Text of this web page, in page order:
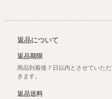
返品について
返品期限
商品到着後７日以内とさせていただ
きます。
返品送料